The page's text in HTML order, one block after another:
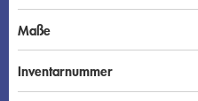
Maße
Inventarnummer